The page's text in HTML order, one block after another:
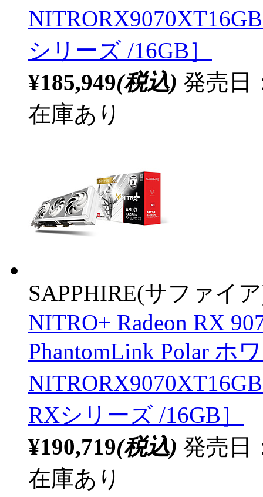
シリーズ /16GB］
¥185,949(税込) 発売日
在庫あり
SAPPHIRE(サファイ
NITRO+ Radeon RX
PhantomLink Polar ホ
RXシリーズ /16GB］
¥190,719(税込) 発売日
在庫あり